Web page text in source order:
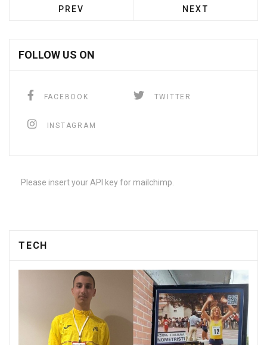
PREV NEXT
FOLLOW US ON
FACEBOOK TWITTER
INSTAGRAM
Please insert your API key for mailchimp.
TECH